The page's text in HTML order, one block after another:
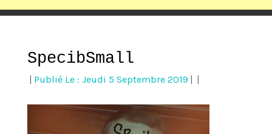
SpecibSmall
Publié Le : Jeudi 5 Septembre 2019